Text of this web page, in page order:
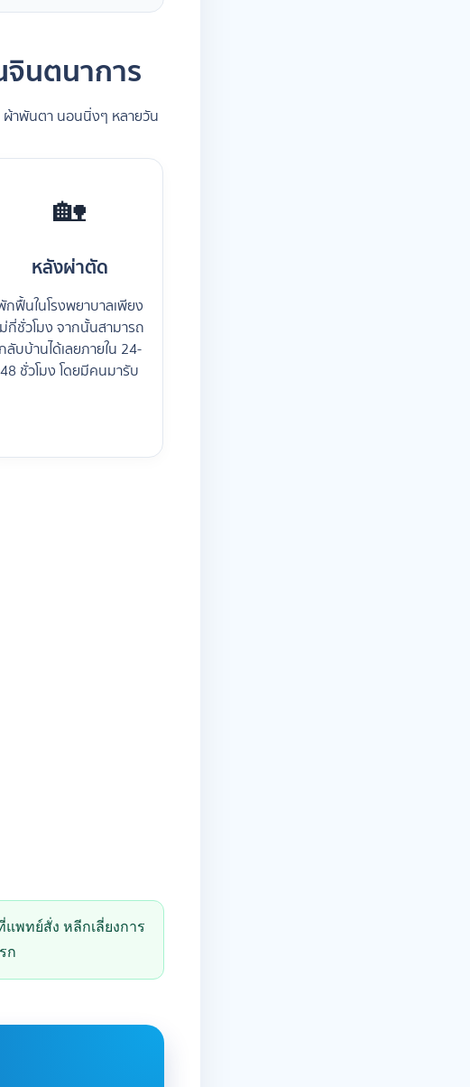
นตนาการ
ผ้าพันตา นอนนิ่งๆ หลายวัน
🏡
หลังผ่าตัด
กฟื้นในโรงพยาบาลเพียง
ม่กี่ชั่วโมง จากนั้นสามารถ
กลับบ้านได้เลยภายใน 24-
48 ชั่วโมง โดยมีคนมารับ
แพทย์สั่ง หลีกเลี่ยงการ
ก